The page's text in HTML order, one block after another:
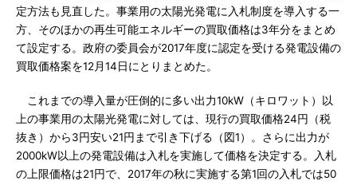
定方法も見直した。事業用の太陽光発電に入札制度を導入する一
方、そのほかの再生可能エネルギーの買取価格は3年分をまとめ
て設定する。政府の委員会が2017年度に認定を受ける発電設備の
買取価格案を12月14日にとりまとめた。
これまでの導入量が圧倒的に多い出力10kW（キロワット）以
上の事業用の太陽光発電に対しては、現行の買取価格24円（税
抜き）から3円安い21円まで引き下げる（図1）。さらに出力が
2000kW以上の発電設備は入札を実施して価格を決定する。入札
の上限価格は21円で、2017年の秋に実施する第1回の入札では50